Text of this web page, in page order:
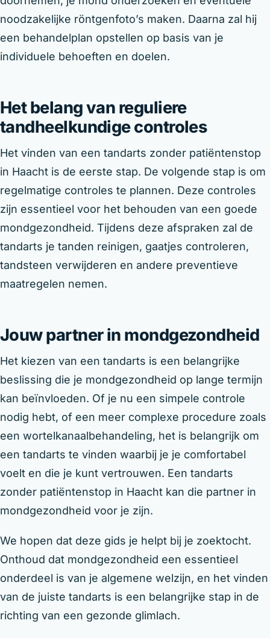
noodzakelijke röntgenfoto’s maken. Daarna zal hij
een behandelplan opstellen op basis van je
individuele behoeften en doelen.
Het belang van reguliere
tandheelkundige controles
Het vinden van een tandarts zonder patiëntenstop
in Haacht is de eerste stap. De volgende stap is om
regelmatige controles te plannen. Deze controles
zijn essentieel voor het behouden van een goede
mondgezondheid. Tijdens deze afspraken zal de
tandarts je tanden reinigen, gaatjes controleren,
tandsteen verwijderen en andere preventieve
maatregelen nemen.
Jouw partner in mondgezondheid
Het kiezen van een tandarts is een belangrijke
beslissing die je mondgezondheid op lange termijn
kan beïnvloeden. Of je nu een simpele controle
nodig hebt, of een meer complexe procedure zoals
een wortelkanaalbehandeling, het is belangrijk om
een tandarts te vinden waarbij je je comfortabel
voelt en die je kunt vertrouwen. Een tandarts
zonder patiëntenstop in Haacht kan die partner in
mondgezondheid voor je zijn.
We hopen dat deze gids je helpt bij je zoektocht.
Onthoud dat mondgezondheid een essentieel
onderdeel is van je algemene welzijn, en het vinden
van de juiste tandarts is een belangrijke stap in de
richting van een gezonde glimlach.